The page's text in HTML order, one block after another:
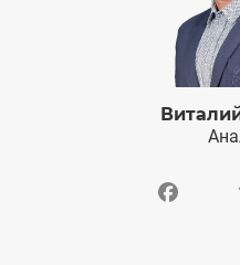
Facebook